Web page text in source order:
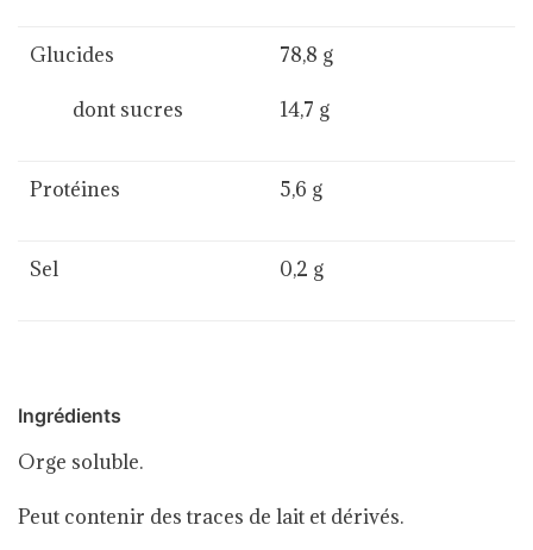
Glucides
dont sucres
78,8 g
14,7 g
Protéines 5,6 g
Sel 0,2 g
Ingrédients
Orge soluble.
Peut contenir des traces de lait et dérivés.